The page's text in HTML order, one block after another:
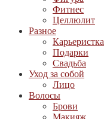
Фитнес
Целлюлит
Разное
Карьеристка
Подарки
Свадьба
Уход за собой
Лицо
Волосы
Брови
Макияж